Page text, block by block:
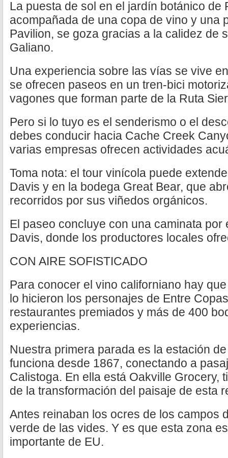
La puesta de sol en el jardín botánico de
acompañada de una copa de vino y una
Pavilion, se goza gracias a la calidez de
Galiano.
Una experiencia sobre las vías se vive
se ofrecen paseos en un tren-bici
vagones que forman parte de la Ruta
Pero si lo tuyo es el senderismo o el
debes conducir hacia Cache Creek
varias empresas ofrecen actividades
Toma nota: el tour vinícola puede
Davis y en la bodega Great Bear, que
recorridos por sus viñedos orgánicos.
El paseo concluye con una caminata por
Davis, donde los productores locales
CON AIRE SOFISTICADO
Para conocer el vino californiano hay
lo hicieron los personajes de Entre
restaurantes premiados y más de 400
experiencias.
Nuestra primera parada es la estación
funciona desde 1867, conectando a
Calistoga. En ella está Oakville Grocery,
de la transformación del paisaje de esta
Antes reinaban los ocres de los campos
verde de las vides. Y es que esta zona
importante de EU.